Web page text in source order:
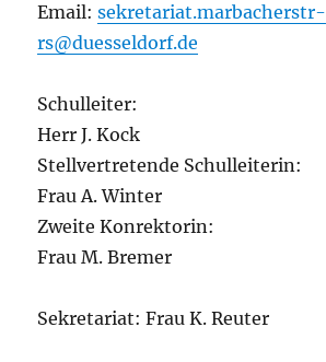
Email:sekretariat.marbacherstr-
rs@duesseldorf.de
Schulleiter:
Herr J. Kock
Stellvertretende Schulleiterin:
Frau A. Winter
Zweite Konrektorin:
Frau M. Bremer
Sekretariat: Frau K. Reuter